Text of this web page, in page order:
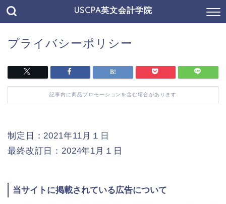
USCPA英文会計学院
プライバシーポリシー
記事内に商品プロモーションを含む場合があります
制定日：2021年11月１日
最終改訂日：2024年1月１日
当サイトに掲載されている広告について